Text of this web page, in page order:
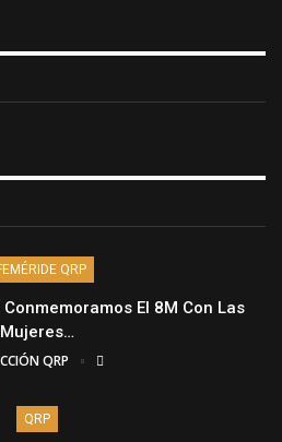
QRP
El 8M Con Las
Mujeres…
QRP
QRP